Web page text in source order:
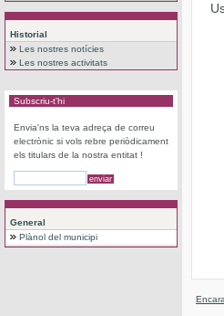
Historial
Les nostres notícies
Les nostres activitats
Subscriu-t'hi
Envia'ns la teva adreça de correu
electrònic si vols rebre periòdicament
els titulars de la nostra entitat !
General
Plànol del municipi